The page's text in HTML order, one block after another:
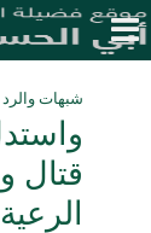
شبهات والرد
قتال